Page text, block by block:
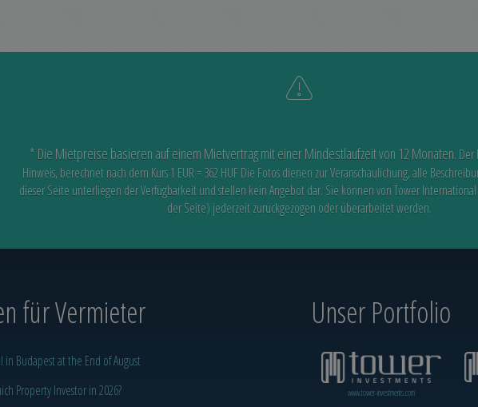
* Die Mietpreise basieren auf einem Mietvertrag mit einer Mindestlaufzeit von 12 Monaten. Der
Hinweis, berechnet nach dem Kurs 1 EUR = 362 HUFDie Fotos dienen zur Veranschaulichung, alle
dieser Seite unterliegen der Verfügbarkeitund stellen kein Angebot dar. Sie können von Tower
der Seite) jederzeit zurückgezogen oder überarbeitet werden.
für Vermieter‎
Budapest at the End of August
Property Investor in 2026?
Unser Portfolio
www.tower-investments.com